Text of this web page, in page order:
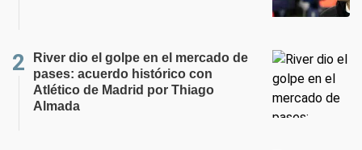
River dio el golpe en el mercado de
pases: acuerdo histórico con
Atlético de Madrid por Thiago
Almada